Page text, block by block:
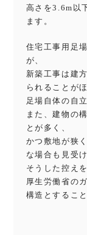
高さを3.6m以
ます。
住宅工事用足
が、
新築工事は建
られることが
足場自体の自
また、建物の
とが多く、
かつ敷地が狭
な場合も見受
そうした 控え
厚生労働省の
構造とすること